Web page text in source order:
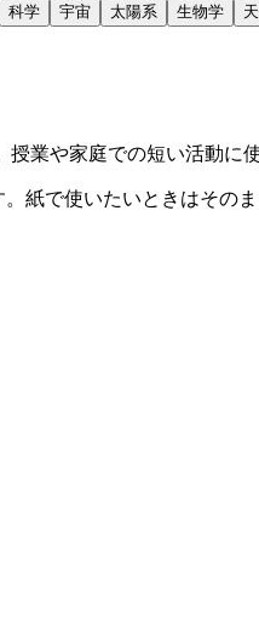
科学 宇宙 太陽系 生物学
業や家庭での短い活動に
紙で使いたいときはそのま